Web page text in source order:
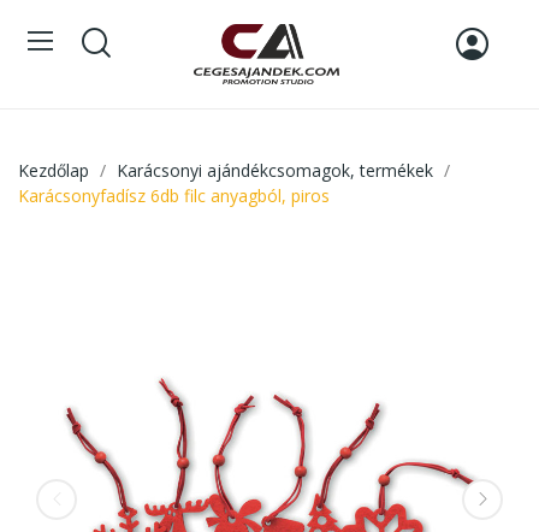
Kezdőlap
Karácsonyi ajándékcsomagok, termékek
Karácsonyfadísz 6db filc anyagból, piros